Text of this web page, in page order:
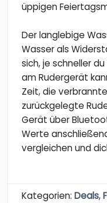
üppigen
Der langlebige
Wasser als
sich, je schneller
am Rudergerät
Zeit, die
zurückgelegte
Gerät über
Werte
vergleichen und
Kategorien: Deals,